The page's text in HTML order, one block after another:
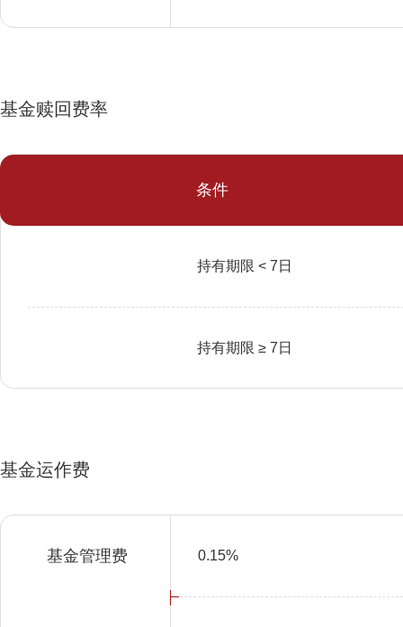
基金赎回费率
条件
持有期限 < 7日
持有期限 ≥ 7日
基金运作费
基金管理费 0.15%